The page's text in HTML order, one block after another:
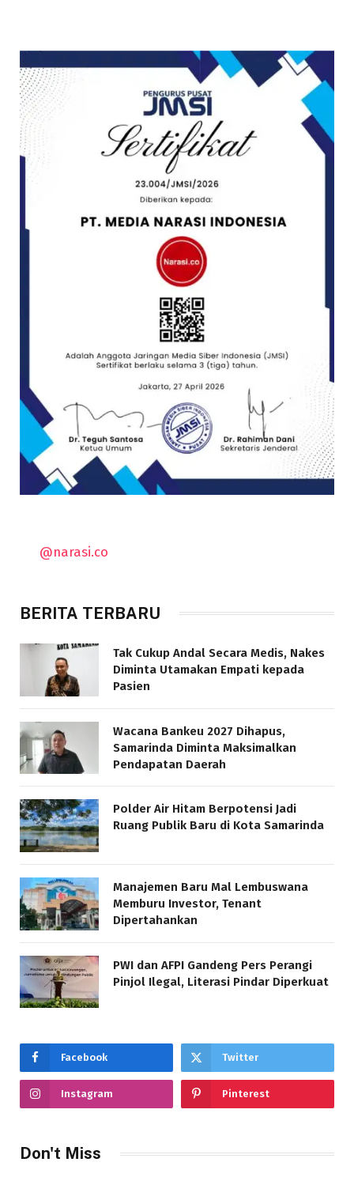
@narasi.co
BERITA TERBARU
Tak Cukup Andal Secara Medis, Nakes
Diminta Utamakan Empati kepada
Pasien
Wacana Bankeu 2027 Dihapus,
Samarinda Diminta Maksimalkan
Pendapatan Daerah
Polder Air Hitam Berpotensi Jadi
Ruang Publik Baru di Kota Samarinda
Manajemen Baru Mal Lembuswana
Memburu Investor, Tenant
Dipertahankan
PWI dan AFPI Gandeng Pers Perangi
Pinjol Ilegal, Literasi Pindar Diperkuat
Facebook Twitter
Instagram Pinterest
Don't Miss